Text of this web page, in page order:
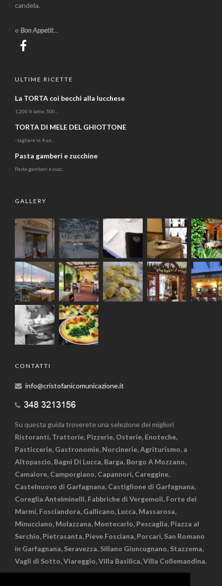
candela.
e Bon Appetit...
ULTIME RICETTE
La TORTA coi becchi alla lucchese
1,200 lt latte, 500...
TORTA DI MELE DEL GHIOTTONE
- tagliare in 4 un...
Pasta gamberi e zucchine
Pasta gamberi e zucc...
GALLERY
CONTATTI
info@cristofanicomunicazione.it
Su questa guida troverete una selezione dei migliori
Ristoranti, Trattorie, Pizzerie, Osterie, Enoteche,
Pasticcerie, Gastronomie, Norcinerie, Agriturismo, a
Altopascio, Bagni Di Lucca, Barga, Borgo A Mozzano,
Camaiore, Camporgiano, Capannori, Careggine,
Castelnuovo di Garfagnana, Castiglione di Garfagnana,
Coreglia Antelminelli, Fabbriche di Vergemoli, Forte dei
Marmi, Fosciandora, Gallicano, Lucca, Massarosa,
Minucciano, Molazzana, Montecarlo, Pescaglia, Piazza al
Serchio, Pietrasanta, Pieve Fosciana, Porcari, San Romano
in Garfagnana, Seravezza, Sillano Giuncugnano, Stazzema,
Vagli di Sotto, Viareggio, Villa Basilica, Villa Collemandina.